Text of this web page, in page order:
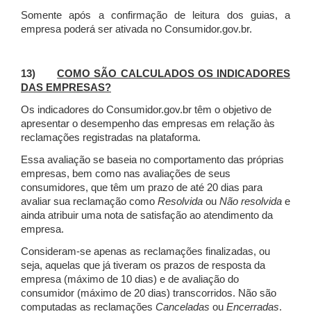
Somente após a confirmação de leitura dos guias, a
empresa poderá ser ativada no Consumidor.gov.br.
13)COMO SÃO CALCULADOS OS INDICADORES
DAS EMPRESAS?
Os indicadores do Consumidor.gov.br têm o objetivo de
apresentar o desempenho das empresas em relação às
reclamações registradas na plataforma.
Essa avaliação se baseia no comportamento das próprias
empresas, bem como nas avaliações de seus
consumidores, que têm um prazo de até 20 dias para
avaliar sua reclamação como Resolvida ou Não resolvida e
ainda atribuir uma nota de satisfação ao atendimento da
empresa.
Consideram-se apenas as reclamações finalizadas, ou
seja, aquelas que já tiveram os prazos de resposta da
empresa (máximo de 10 dias) e de avaliação do
consumidor (máximo de 20 dias) transcorridos. Não são
computadas as reclamações Canceladas ou Encerradas.